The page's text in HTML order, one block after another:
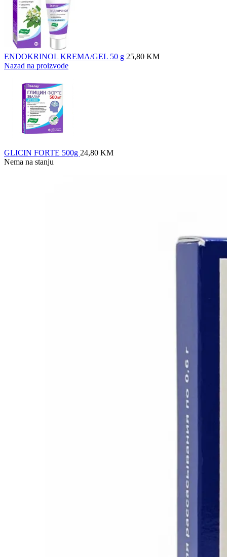
ENDOKRINOL KREMA/GEL 50 g 25,80 KM
Nazad na proizvode
GLICIN FORTE 500g 24,80 KM
Nema na stanju